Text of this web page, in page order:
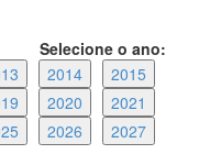
Selecione o ano:
2014
2015
2020
2021
2026 2027